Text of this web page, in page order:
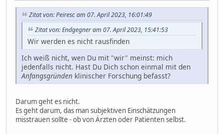
Zitat von: Peiresc am 07. April 2023, 16:01:49
Zitat von: Endgegner am 07. April 2023, 15:41:53
Wir werden es nicht rausfinden
Ich weiß nicht, wen Du mit "wir" meinst: mich
jedenfalls nicht. Hast Du Dich schon einmal mit den
Anfangsgründen klinischer Forschung befasst?
Darum geht es nicht.
Es geht darum, das man subjektiven Einschätzungen
misstrauen sollte - ob von Ärzten oder Patienten selbst.